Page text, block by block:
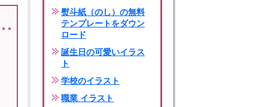
熨斗紙（のし）の無料
テンプレートをダウン
ロード
誕生日の可愛いイラス
ト
学校のイラスト
職業 イラスト